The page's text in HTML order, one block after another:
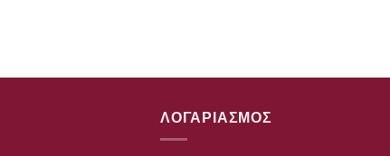
ΛΟΓΑΡΙΑΣΜΟΣ